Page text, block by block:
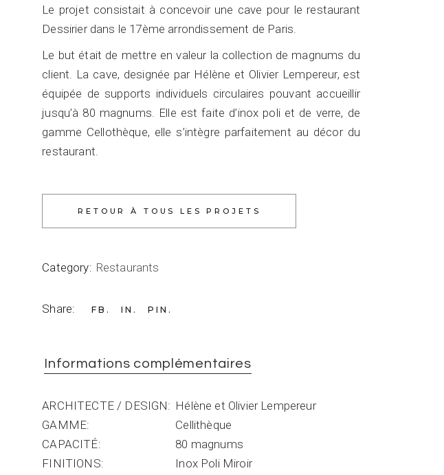
Le projet consistait à concevoir une cave pour le restaurant
Dessirier dans le 17ème arrondissement de Paris.
Le but était de mettre en valeur la collection de magnums du
client. La cave, designée par Hélène et Olivier Lempereur, est
équipée de supports individuels circulaires pouvant accueillir
jusqu’à 80 magnums. Elle est faite d’inox poli et de verre, de
gamme Cellothèque, elle s’intègre parfaitement au décor du
restaurant.
Category: Restaurants
Share: FB IN PIN
Informations complémentaires
ARCHITECTE / DESIGN
Hélène et Olivier Lempereur
GAMME
Cellithèque
CAPACITÉ
80 magnums
FINITIONS
Inox Poli Miroir